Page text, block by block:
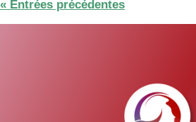
« Entrées précédentes